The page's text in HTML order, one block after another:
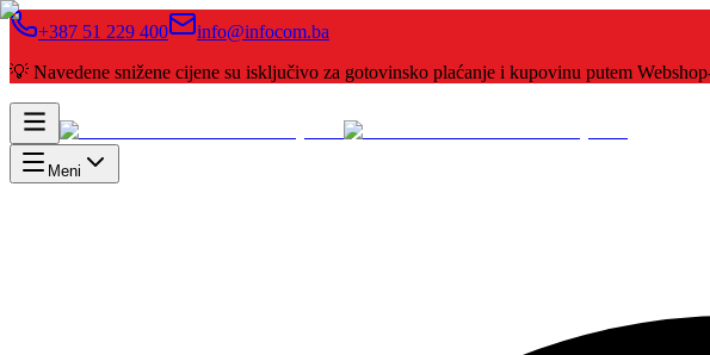
+387 51 229 400
info@infocom.ba
💡 Navedene snižene cijene su isključivo za gotovinsko plaćanje i kupovinu putem
Meni